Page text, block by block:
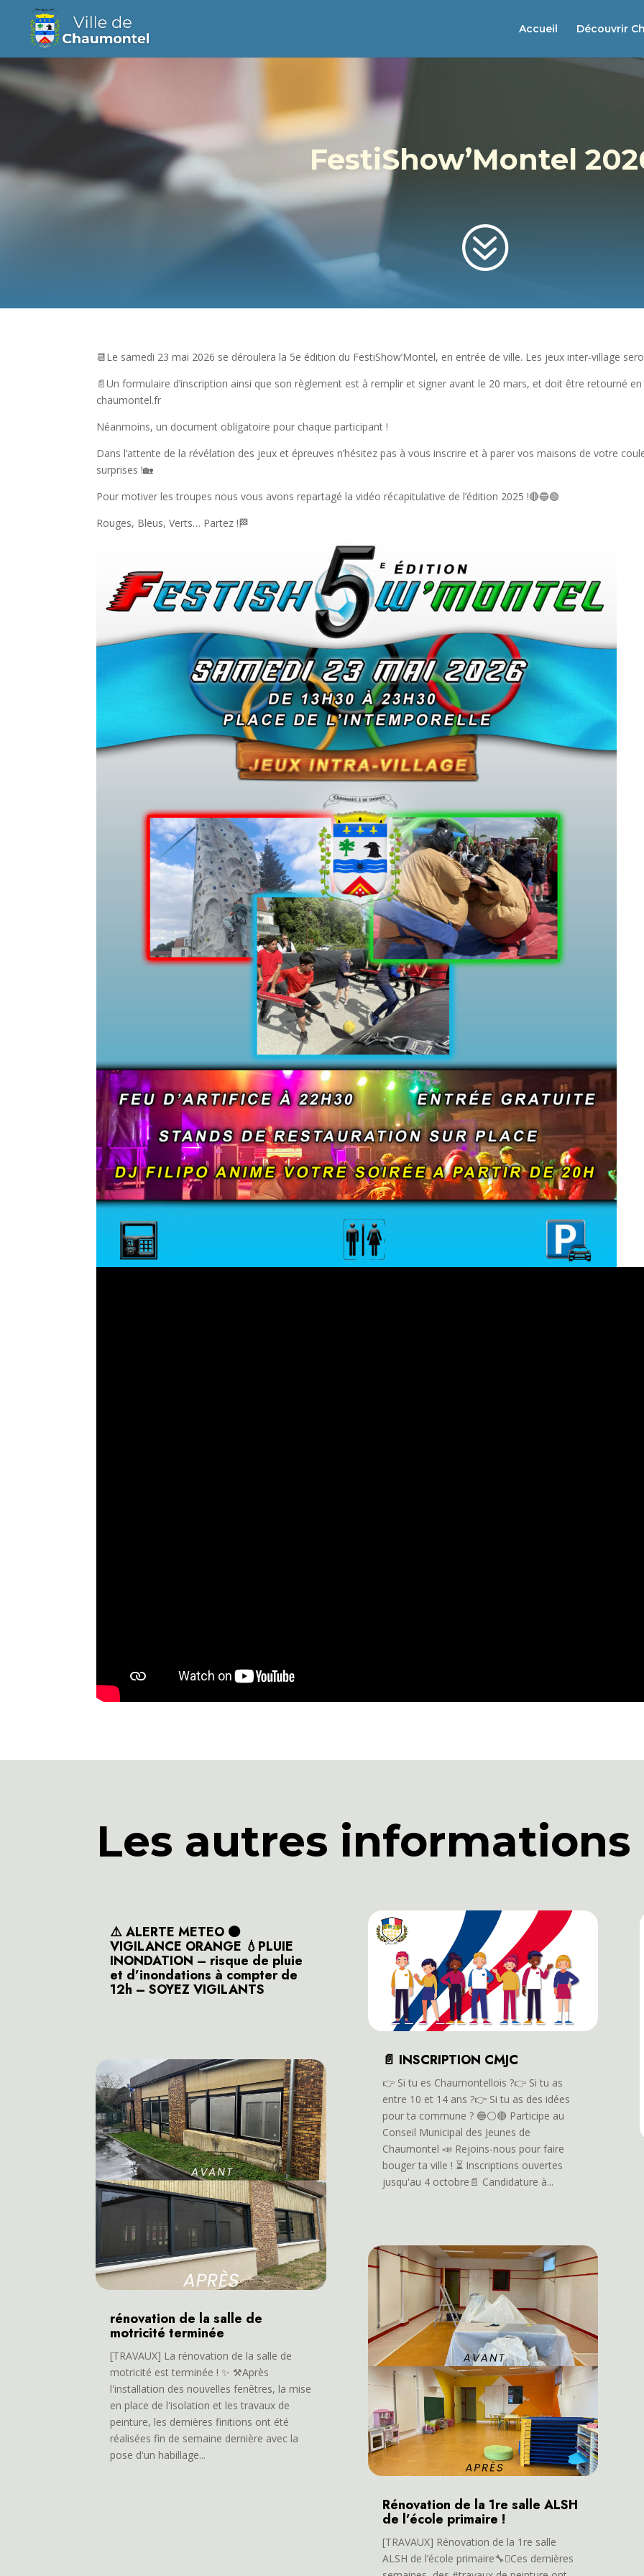
Accueil Découvrir
FestiShow’Montel
?
📆Le samedi 23 mai 2026 se déroulera la 5e édition du FestiShow’Montel, en entrée de ville. Les jeux inter-village
📄Un formulaire d’inscription ainsi que son règlement est à remplir et signer avant le 20 mars, et doit être retourné
chaumontel.fr
Néanmoins, un document obligatoire pour chaque participant !
Dans l’attente de la révélation des jeux et épreuves n’hésitez pas à vous inscrire et à parer vos maisons de votre
surprises !🏡
Pour motiver les troupes nous vous avons repartagé la vidéo récapitulative de l’édition 2025 !🔴🔵🟢
Rouges, Bleus, Verts… Partez !🏁
Les autres informations
⚠️ ALERTE METEO 🟠
VIGILANCE ORANGE 💧PLUIE
INONDATION – risque de pluie
et d’inondations à compter de
12h – SOYEZ VIGILANTS
rénovation de la salle de
motricité terminée
[TRAVAUX] La rénovation de la salle de
motricité est terminée ! ✨ ⚒️Après
l'installation des nouvelles fenêtres, la mise
en place de l'isolation et les travaux de
peinture, les dernières finitions ont été
réalisées fin de semaine dernière avec la
pose d'un habillage...
📄 INSCRIPTION CMJC
👉️ Si tu es Chaumontellois ?👉️ Si tu as
entre 10 et 14 ans ?👉️ Si tu as des idées
pour ta commune ? 🔵⚪️🔴 Participe au
Conseil Municipal des Jeunes de
Chaumontel 📣 Rejoins-nous pour faire
bouger ta ville ! ⏳️ Inscriptions ouvertes
jusqu'au 4 octobre📄 Candidature à...
Rénovation de la 1re salle ALSH
de l’école primaire !
[TRAVAUX] Rénovation de la 1re salle
ALSH de l’école primaire🔧🫟Ces dernières